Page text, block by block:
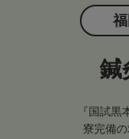
鍼
『国試黒
寮完備の